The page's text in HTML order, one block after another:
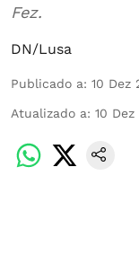
Fez.
DN/Lusa
Publicado a: 10 Dez
Atualizado a: 10 Dez